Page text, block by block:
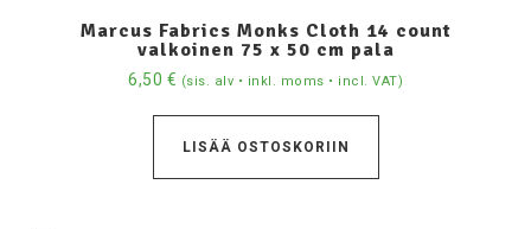
Marcus Fabrics Monks Cloth 14 count
valkoinen 75 x 50 cm pala
6,50 € (sis. alv • inkl. moms • incl. VAT)
LISÄÄ OSTOSKORIIN